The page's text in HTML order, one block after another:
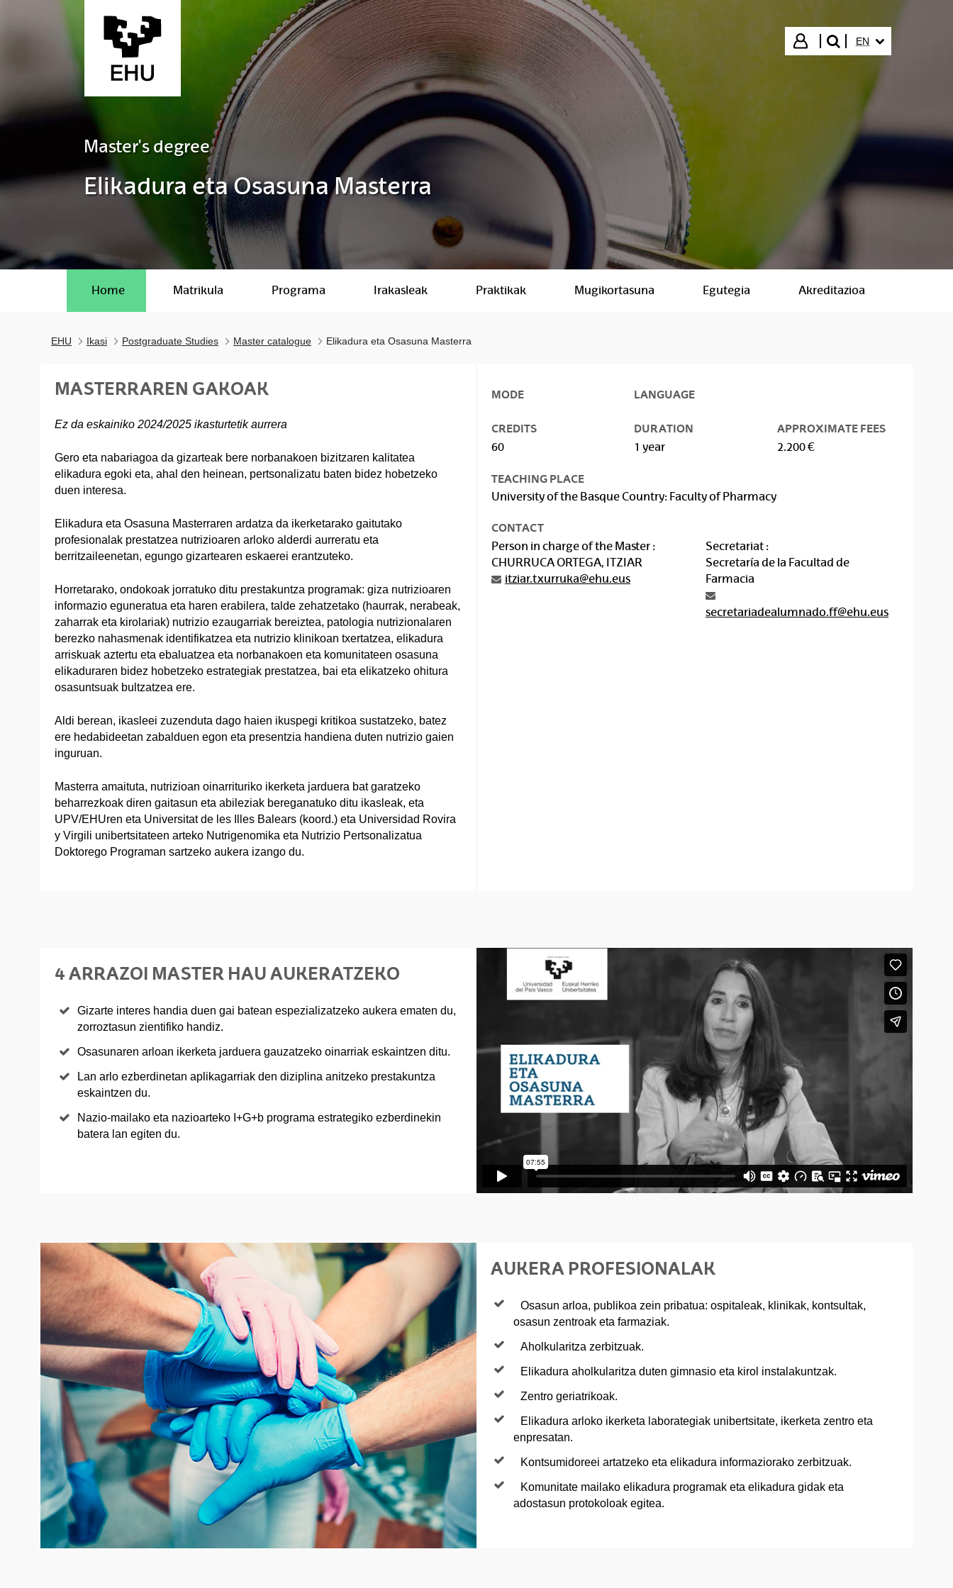
Login
search"
EN
Master's degree
Elikadura eta Osasuna Masterra
Home Matrikula Programa Irakasleak Praktikak Mugikortasuna Egutegia Akreditazioa
EHU Ikasi Postgraduate Studies Master catalogue Elikadura eta Osasuna Masterra
MASTERRAREN GAKOAK
Ez da eskainiko 2024/2025 ikasturtetik aurrera
Gero eta nabariagoa da gizarteak bere norbanakoen bizitzaren kalitatea
elikadura egoki eta, ahal den heinean, pertsonalizatu baten bidez hobetzeko
duen interesa.
Elikadura eta Osasuna Masterraren ardatza da ikerketarako gaitutako
profesionalak prestatzea nutrizioaren arloko alderdi aurreratu eta
berritzaileenetan, egungo gizartearen eskaerei erantzuteko.
Horretarako, ondokoak jorratuko ditu prestakuntza programak: giza nutrizioaren
informazio eguneratua eta haren erabilera, talde zehatzetako (haurrak, nerabeak,
zaharrak eta kirolariak) nutrizio ezaugarriak bereiztea, patologia nutrizionalaren
berezko nahasmenak identifikatzea eta nutrizio klinikoan txertatzea, elikadura
arriskuak aztertu eta ebaluatzea eta norbanakoen eta komunitateen osasuna
elikaduraren bidez hobetzeko estrategiak prestatzea, bai eta elikatzeko ohitura
osasuntsuak bultzatzea ere.
Aldi berean, ikasleei zuzenduta dago haien ikuspegi kritikoa sustatzeko, batez
ere hedabideetan zabalduen egon eta presentzia handiena duten nutrizio gaien
inguruan.
Masterra amaituta, nutrizioan oinarrituriko ikerketa jarduera bat garatzeko
beharrezkoak diren gaitasun eta abileziak bereganatuko ditu ikasleak, eta
UPV/EHUren eta Universitat de les Illes Balears (koord.) eta Universidad Rovira
y Virgili unibertsitateen arteko Nutrigenomika eta Nutrizio Pertsonalizatua
Doktorego Programan sartzeko aukera izango du.
MODE LANGUAGE
CREDITS
60
DURATION
1 year
APPROXIMATE FEES
2.200 €
TEACHING PLACE
University of the Basque Country: Faculty of Pharmacy
CONTACT
Person in charge of the Master :
CHURRUCA ORTEGA, ITZIAR
itziar.txurruka@ehu.eus
Secretariat :
Secretaría de la Facultad de
Farmacia
secretariadealumnado.ff@ehu.eus
4 ARRAZOI MASTER HAU AUKERATZEKO
Gizarte interes handia duen gai batean espezializatzeko aukera ematen du,
zorroztasun zientifiko handiz.
Osasunaren arloan ikerketa jarduera gauzatzeko oinarriak eskaintzen ditu.
Lan arlo ezberdinetan aplikagarriak den diziplina anitzeko prestakuntza
eskaintzen du.
Nazio-mailako eta nazioarteko I+G+b programa estrategiko ezberdinekin
batera lan egiten du.
AUKERA PROFESIONALAK
Osasun arloa, publikoa zein pribatua: ospitaleak, klinikak, kontsultak,
osasun zentroak eta farmaziak.
Aholkularitza zerbitzuak.
Elikadura aholkularitza duten gimnasio eta kirol instalakuntzak.
Zentro geriatrikoak.
Elikadura arloko ikerketa laborategiak unibertsitate, ikerketa zentro eta
enpresatan.
Kontsumidoreei artatzeko eta elikadura informaziorako zerbitzuak.
Komunitate mailako elikadura programak eta elikadura gidak eta
adostasun protokoloak egitea.